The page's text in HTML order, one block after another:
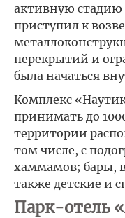
активную стадию
приступил к
перекрытий и
была начаться
Комплекс
принимать до
территории
том числе, с
хаммамов; бары,
также детские и
Парк-отель